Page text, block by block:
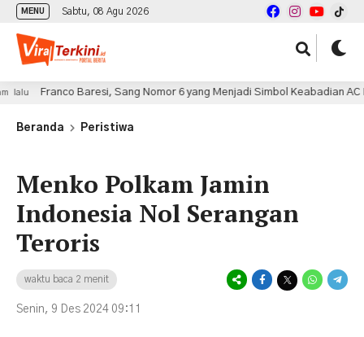
MENU Sabtu, 08 Agu 2026
Franco Baresi, Sang Nomor 6 yang Menjadi Simbol Keabadian AC Milan
Beranda Peristiwa
Menko Polkam Jamin
Indonesia Nol Serangan
Teroris
waktu baca 2 menit
Senin, 9 Des 2024 09:11